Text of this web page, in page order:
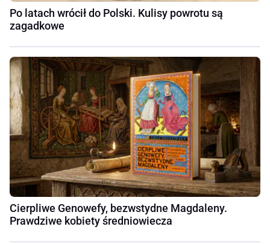
Po latach wrócił do Polski. Kulisy powrotu są
zagadkowe
Cierpliwe Genowefy, bezwstydne Magdaleny.
Prawdziwe kobiety średniowiecza